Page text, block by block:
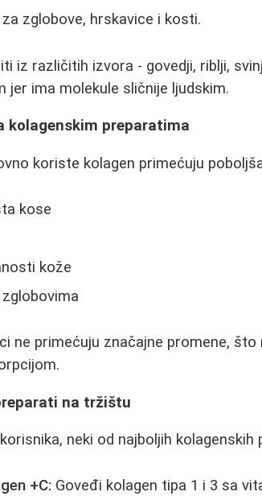
zglobove, hrskavice i kosti.
iz različitih izvora - govedji, riblji,
jer ima molekule sličnije ljudskim.
kolagenskim preparatima
koriste kolagen primećuju
kose
kože
ne primećuju značajne promene,
na tržištu
neki od najboljih kolagenskih
+C: Goveđi kolagen tipa 1 i 3 sa